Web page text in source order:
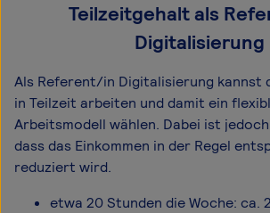
Teilzeitgehalt als
Digitalisierung
Als Referent/in Digitalisierung kannst
in Teilzeit arbeiten und damit ein
Arbeitsmodell wählen. Dabei ist
dass das Einkommen in der Regel
reduziert wird.
etwa 20 Stunden die Woche: ca.